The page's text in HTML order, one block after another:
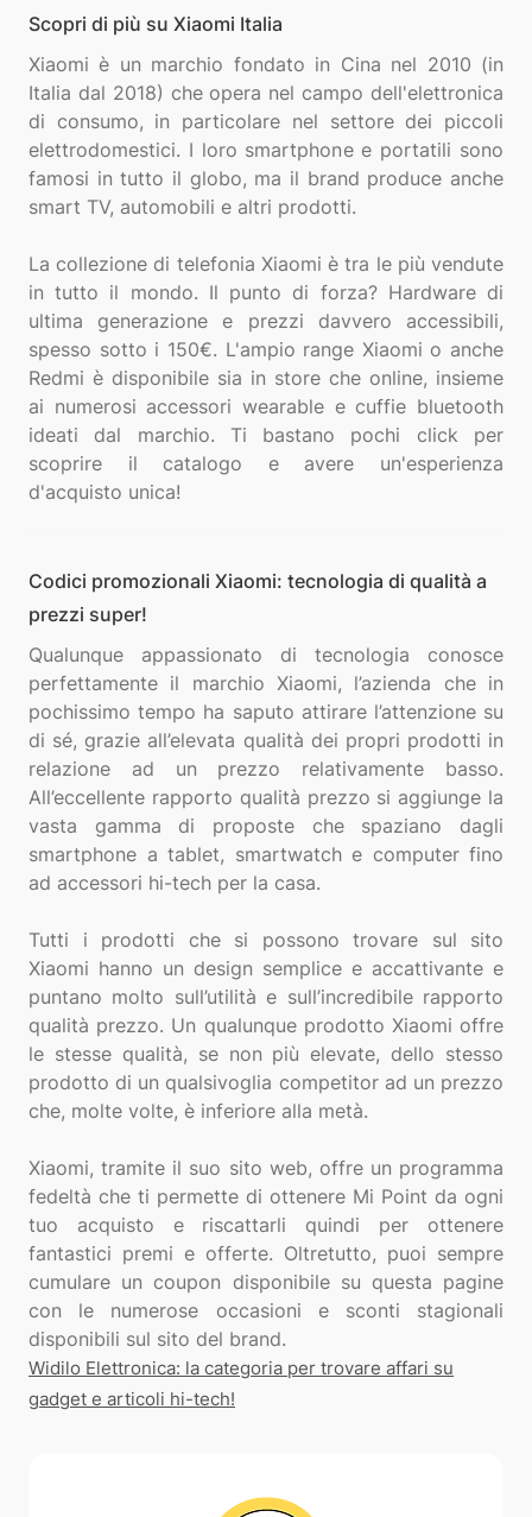
Scopri di più su Xiaomi Italia
Xiaomi è un marchio fondato in Cina nel 2010 (in
Italia dal 2018) che opera nel campo dell'elettronica
di consumo, in particolare nel settore dei piccoli
elettrodomestici. I loro smartphone e portatili sono
famosi in tutto il globo, ma il brand produce anche
smart TV, automobili e altri prodotti.
La collezione di telefonia Xiaomi è tra le più vendute
in tutto il mondo. Il punto di forza? Hardware di
ultima generazione e prezzi davvero accessibili,
spesso sotto i 150€. L'ampio range Xiaomi o anche
Redmi è disponibile sia in store che online, insieme
ai numerosi accessori wearable e cuffie bluetooth
ideati dal marchio. Ti bastano pochi click per
scoprire il catalogo e avere un'esperienza
Codici promozionali Xiaomi: tecnologia di qualità a
prezzi super!
Qualunque appassionato di tecnologia conosce
perfettamente il marchio Xiaomi, l’azienda che in
pochissimo tempo ha saputo attirare l’attenzione su
di sé, grazie all’elevata qualità dei propri prodotti in
relazione ad un prezzo relativamente basso.
All’eccellente rapporto qualità prezzo si aggiunge la
vasta gamma di proposte che spaziano dagli
smartphone a tablet, smartwatch e computer fino
ad accessori hi-tech per la casa.
Tutti i prodotti che si possono trovare sul sito
Xiaomi hanno un design semplice e accattivante e
puntano molto sull’utilità e sull’incredibile rapporto
qualità prezzo. Un qualunque prodotto Xiaomi offre
le stesse qualità, se non più elevate, dello stesso
prodotto di un qualsivoglia competitor ad un prezzo
che, molte volte, è inferiore alla metà.
Xiaomi, tramite il suo sito web, offre un programma
fedeltà che ti permette di ottenere Mi Point da ogni
tuo acquisto e riscattarli quindi per ottenere
fantastici premi e offerte. Oltretutto, puoi sempre
cumulare un coupon disponibile su questa pagine
con le numerose occasioni e sconti stagionali
Widilo Elettronica: la categoria per trovare affari su
gadget e articoli hi-tech!